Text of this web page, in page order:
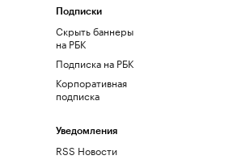
Подписки
Скрыть баннеры
на РБК
Подписка на РБК
Корпоративная
подписка
Уведомления
RSS Новости